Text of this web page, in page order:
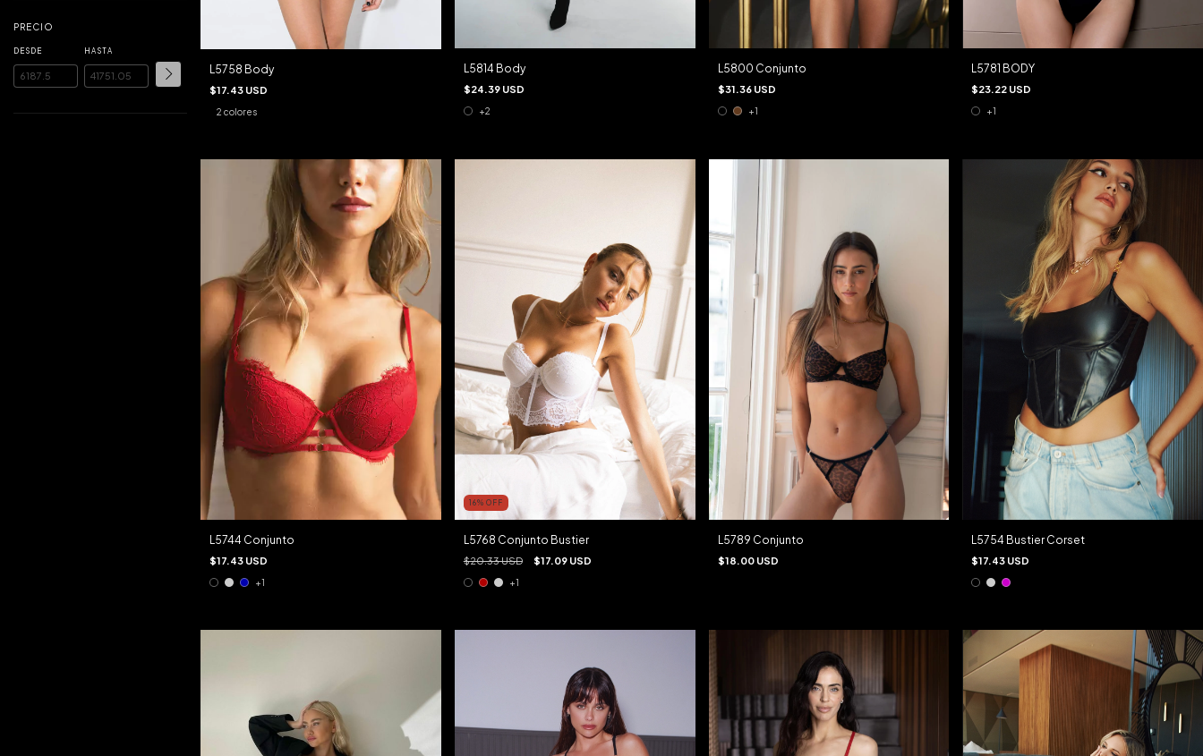
PRECIO
DESDE HASTA
L5758 Body
$17.43 USD
2 colores
L5814 Body
$24.39 USD
+2
L5800 Conjunto
$31.36 USD
+1
L5781 BODY
$23.22 USD
+1
L5744 Conjunto
$17.43 USD
+1
16% OFF
L5768 Conjunto Bustier
$20.33 USD $17.09 USD
+1
L5789 Conjunto
$18.00 USD
L5754 Bustier Corset
$17.43 USD